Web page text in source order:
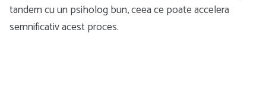
tandem cu un psiholog bun, ceea ce poate accelera
semnificativ acest proces.